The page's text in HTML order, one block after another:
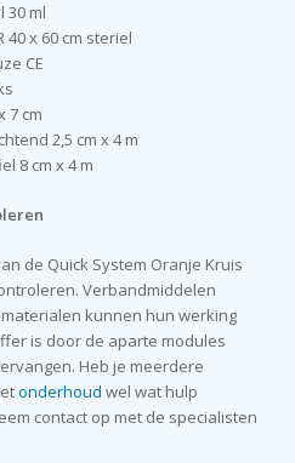
30 ml
40 x 60 cm steriel
CE
7 cm
2,5 cm x 4 m
8 cm x 4 m
de Quick System Oranje Kruis
Verbandmiddelen
kunnen hun werking
is door de aparte modules
Heb je meerdere
onderhoud wel wat hulp
contact op met de specialisten